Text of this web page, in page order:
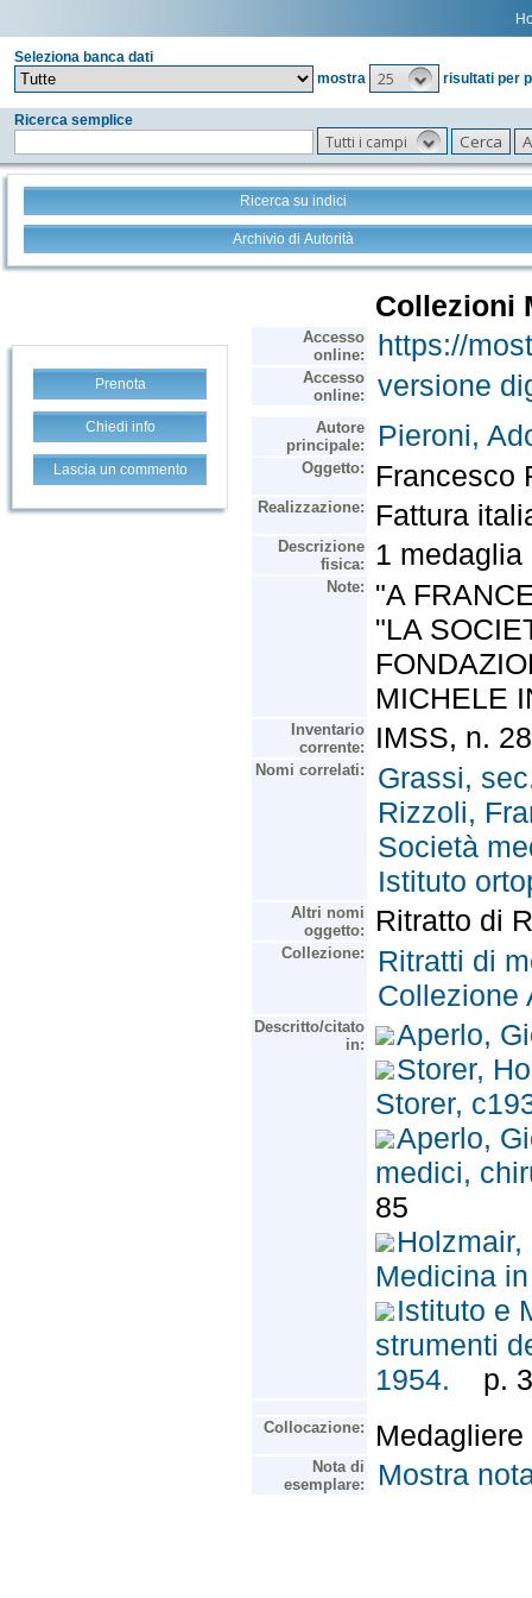
Seleziona banca dati
mostra
25 risultati per
Ricerca semplice
Tutti i campi
Ricerca su indici
Archivio di Autorità
Prenota
Chiedi info
Lascia un commento